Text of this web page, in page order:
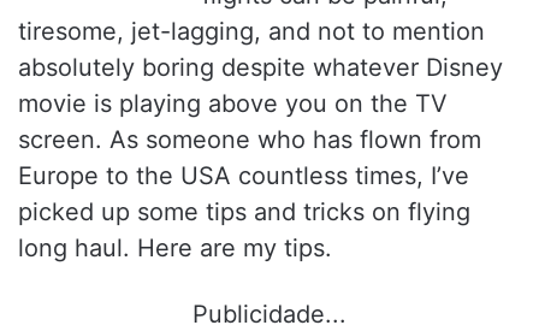
tiresome, jet-lagging, and not to mention
absolutely boring despite whatever Disney
movie is playing above you on the TV
screen. As someone who has flown from
Europe to the USA countless times, I’ve
picked up some tips and tricks on flying
long haul. Here are my tips.
Publicidade...